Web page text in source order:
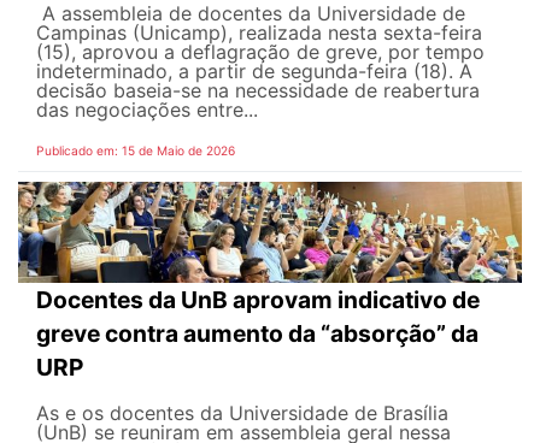
A assembleia de docentes da Universidade de
Campinas (Unicamp), realizada nesta sexta-feira
(15), aprovou a deflagração de greve, por tempo
indeterminado, a partir de segunda-feira (18). A
decisão baseia-se na necessidade de reabertura
das negociações entre...
Publicado em: 15 de Maio de 2026
Docentes da UnB aprovam indicativo de
greve contra aumento da “absorção” da
URP
As e os docentes da Universidade de Brasília
(UnB) se reuniram em assembleia geral nessa